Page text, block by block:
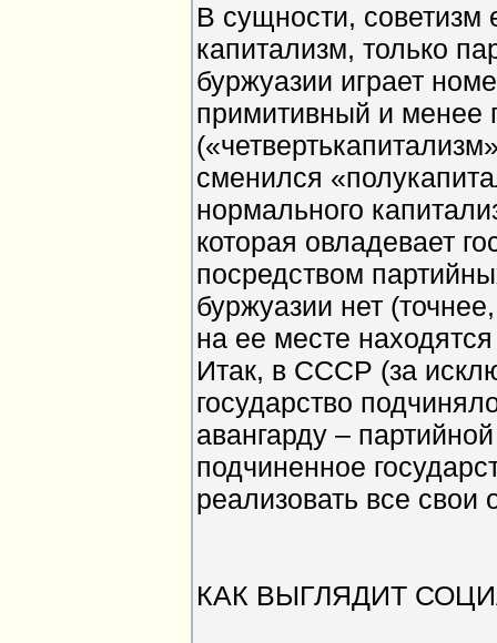
В сущности, советизм
капитализм, только
буржуазии играет
примитивный и менее
сменился
нормального
которая овладевает
посредством
буржуазии нет
на ее месте
Итак, в СССР (за
государство
авангарду –
подчиненное
реализовать все
КАК ВЫГЛЯДИТ